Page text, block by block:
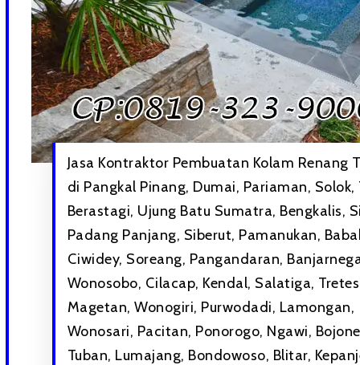
Jasa Kontraktor Pembuatan Kolam Renang
di Pangkal Pinang, Dumai, Pariaman, Solok,
Berastagi, Ujung Batu Sumatra, Bengkalis,
Padang Panjang, Siberut, Pamanukan,
Ciwidey, Soreang, Pangandaran,
Wonosobo, Cilacap, Kendal, Salatiga,
Magetan, Wonogiri, Purwodadi, Lamongan,
Wonosari, Pacitan, Ponorogo, Ngawi,
Tuban, Lumajang, Bondowoso, Blitar,